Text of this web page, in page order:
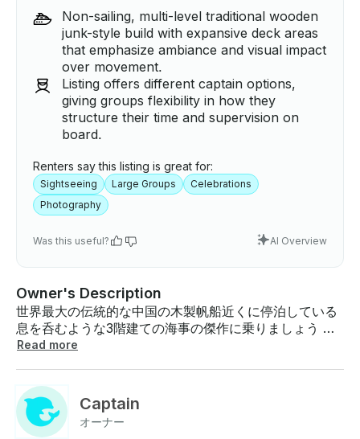
Non-sailing, multi-level traditional wooden
junk-style build with expansive deck areas
that emphasize ambiance and visual impact
over movement.
Listing offers different captain options,
giving groups flexibility in how they
structure their time and supervision on
board.
Renters say this listing is great for:
Sightseeing Large Groups
Celebrations
Photography
Was this useful? AI Overview
Owner's Description
世界最大の伝統的な中国の木製帆船近くに停泊している
息を呑むような3階建ての海事の傑作に乗りましょう 象
徴的なラッフルズ・マリーナ灯台。中国の海事遺産の生
ガシー・セット・イン・モーション何世紀にもわたる水
密隔壁技術を使用し 、鄭和提督の伝説的な航海に触発さ
れて構築されたこの船は、単なる船ではなく、浮遊する
Read more
Captain
オーナー